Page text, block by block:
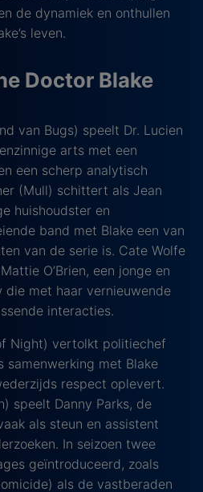
de dynamiek en onthullen
leven.
Doctor Blake
van Bugs) speelt Dr. Lucien
arts met een
een scherp analytisch
(Mull) schittert als Jean
huishoudster en
band met Blake een van
van de serie is. Cate Wolfe
O’Brien, een jonge en
met haar vernieuwende
interacties.
Night) vertolkt politiechef
samenwerking met Blake
respect oplevert.
speelt Danny Parks, de
als steun en assistent
In seizoen twee
geïntroduceerd, zoals
als de vastberaden